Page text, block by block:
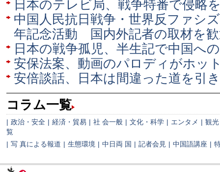
日本のテレビ局、戦争特番で侵略
中国人民抗日戦争・世界反ファシ
年記念活動 国内外記者の取材を
日本の戦争孤児、半生記で中国へ
安保法案、動画のパロディがホッ
安倍談話、日本は間違った道を引
コラム一覧
| 政治・安全 | 経済・貿易 | 社 会一般 | 文化・科学 | エンタメ | 観光
覧
| 写 真による報道 | 生態環境 | 中日両 国 | 記者会見 | 中国語講座 |